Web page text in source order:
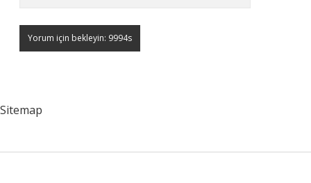
Sitemap